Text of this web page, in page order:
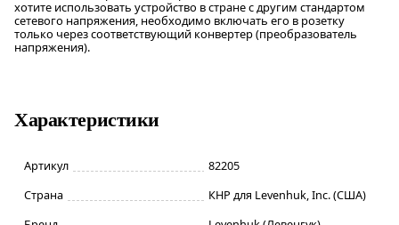
хотите использовать устройство в стране с другим стандартом
сетевого напряжения, необходимо включать его в розетку
только через соответствующий конвертер (преобразователь
напряжения).
Характеристики
Артикул
82205
Страна
КНР для Levenhuk, Inc. (США)